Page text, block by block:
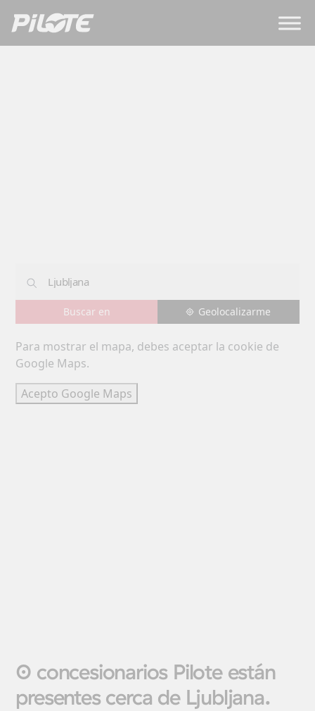
Geolocalizarme
Para mostrar el mapa, debes aceptar la cookie de
Google Maps.
Acepto Google Maps
0 concesionarios Pilote están
presentes cerca de Ljubljana.